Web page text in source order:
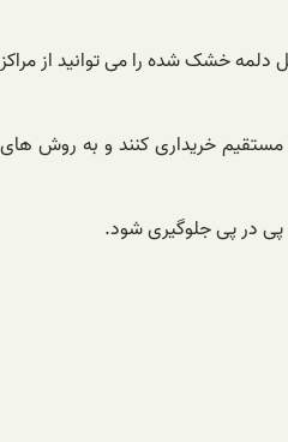
دلمه خشک شده را می توانید از مراکز
مستقیم خریداری کنند و به روش های
پی در پی جلوگیری شود.